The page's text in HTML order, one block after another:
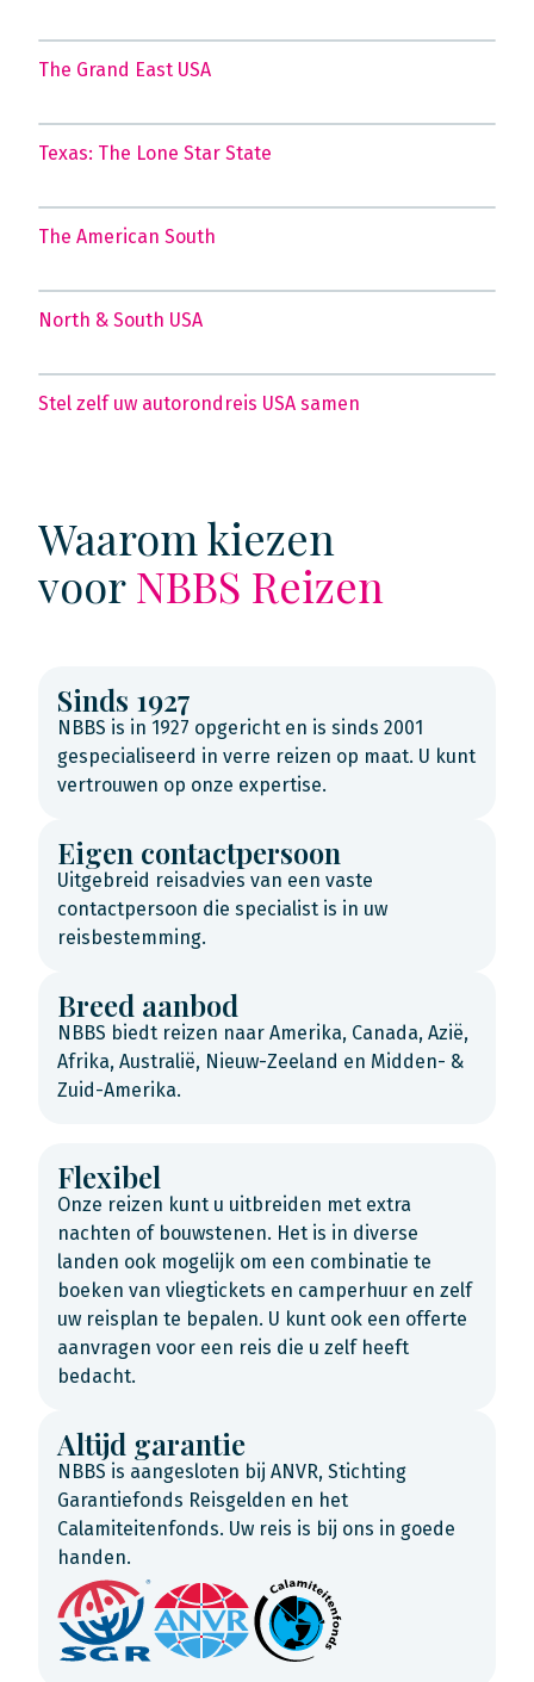
The Grand East USA
Texas: The Lone Star State
The American South
North & South USA
Stel zelf uw autorondreis USA samen
Waarom kiezen
voorNBBS Reizen
Sinds 1927
NBBS is in 1927 opgericht en is sinds 2001
gespecialiseerd in verre reizen op maat. U kunt
vertrouwen op onze expertise.
Eigen contactpersoon
Uitgebreid reisadvies van een vaste
contactpersoon die specialist is in uw
reisbestemming.
Breed aanbod
NBBS biedt reizen naar Amerika, Canada, Azië,
Afrika, Australië, Nieuw-Zeeland en Midden- &
Zuid-Amerika.
Flexibel
Onze reizen kunt u uitbreiden met extra
nachten of bouwstenen. Het is in diverse
landen ook mogelijk om een combinatie te
boeken van vliegtickets en camperhuur en zelf
uw reisplan te bepalen. U kunt ook een offerte
aanvragen voor een reis die u zelf heeft
bedacht.
Altijd garantie
NBBS is aangesloten bij ANVR, Stichting
Garantiefonds Reisgelden en het
Calamiteitenfonds. Uw reis is bij ons in goede
handen.